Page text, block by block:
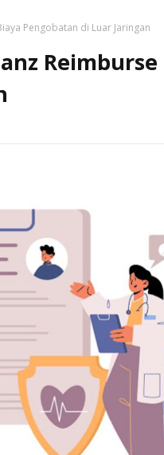
Pengobatan di Luar Jaringan